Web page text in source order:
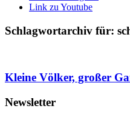
Link zu Youtube
Schlagwortarchiv für:
Kleine Völker, großer
Newsletter